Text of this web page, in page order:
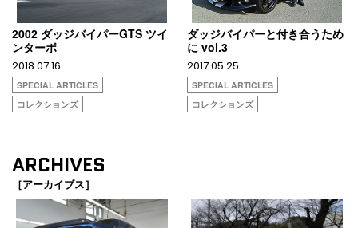
2002 ダッジバイパーGTS ツイ
ンターボ
2018.07.16
SPECIAL ARTICLES
コレクションズ
ダッジバイパーと付き合うため
に vol.3
2017.05.25
SPECIAL ARTICLES
コレクションズ
ARCHIVES
［アーカイブス］